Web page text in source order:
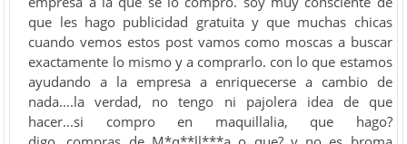
que les hago publicidad gratuita y que muchas chicas
cuando vemos estos post vamos como moscas a buscar
exactamente lo mismo y a comprarlo. con lo que estamos
ayudando a la empresa a enriquecerse a cambio de
nada....la verdad, no tengo ni pajolera idea de que
hacer...si compro en maquillalia, que hago?